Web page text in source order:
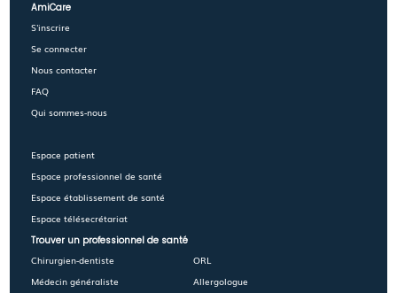
AmiCare
S'inscrire
Se connecter
Nous contacter
FAQ
Qui sommes-nous
Espace patient
Espace professionnel de santé
Espace établissement de santé
Espace télésecrétariat
Trouver un professionnel de santé
Chirurgien-dentiste
Médecin généraliste
ORL
Allergologue